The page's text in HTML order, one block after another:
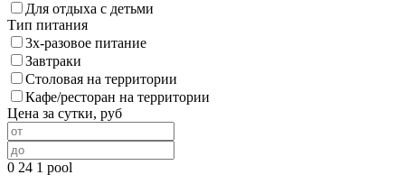
Для отдыха с детьми
Тип питания
3х-разовое питание
Завтраки
Столовая на территории
Кафе/ресторан на территории
Цена за сутки, руб
0 24 1 pool